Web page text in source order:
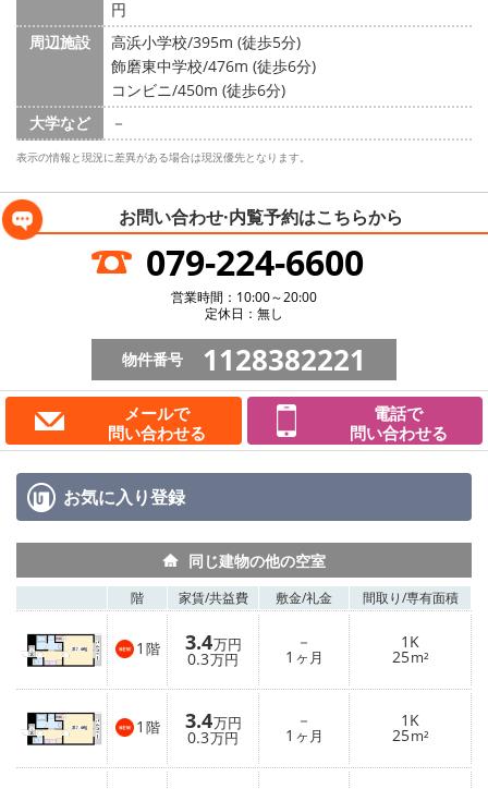
円
周辺施設
高浜小学校/395m (徒歩5分)
飾磨東中学校/476m (徒歩6分)
コンビニ/450m (徒歩6分)
大学など
－
表示の情報と現況に差異がある場合は現況優先となります。
お問い合わせ·内覧予約はこちらから
079-224-6600
営業時間：10:00～20:00
定休日：無し
物件番号 1128382221
メールで
問い合わせる
電話で
問い合わせる
お気に入り登録
同じ建物の他の空室
階 家賃/共益費 敷金/礼金 間取り/専有面積
1 階 3.4万円
0.3万円
－
1 ヶ月
1K
25m²
1 階 3.4万円
0.3万円
－
1 ヶ月
1K
25m²